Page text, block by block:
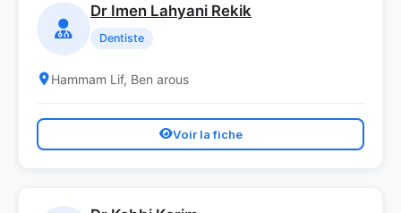
Dr Imen Lahyani Rekik
Dentiste
Hammam Lif, Ben arous
Voir la fiche